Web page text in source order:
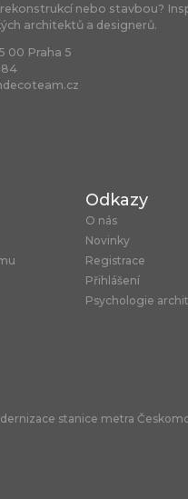
nebo stavbou?
architektů a designerů.
00 Praha 5
Odkazy
O nás
Novinky
Registrace
Přihlášení
Psychologie
stanice metra